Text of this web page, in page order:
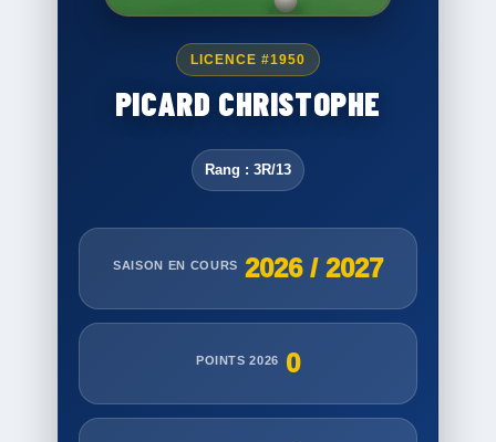
LICENCE #1950
PICARD CHRISTOPHE
Rang : 3R/13
SAISON EN COURS 2026 / 2027
POINTS 2026 0